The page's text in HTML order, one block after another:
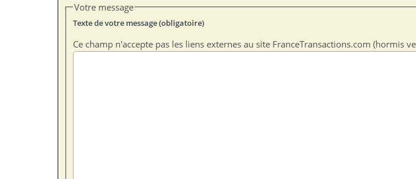
Votre message
Texte de votre message (obligatoire)
Ce champ n'accepte pas les liens externes au site FranceTransactions.com (hormis